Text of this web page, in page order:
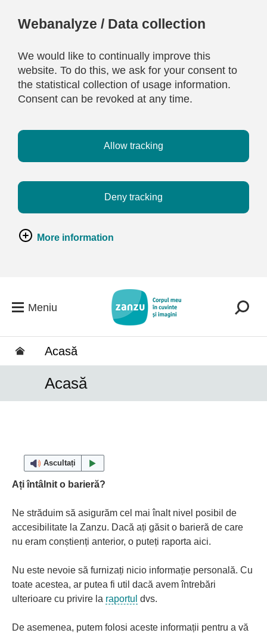
Webanalyze / Data collection
We would like to continually improve this
website. To do this, we ask for your consent to
the statistical collection of usage information.
Consent can be revoked at any time.
Allow tracking
Deny tracking
More information
Meniu
Acasă
Acasă
Ascultați
Ați întâlnit o barieră?
Ne străduim să asigurăm cel mai înalt nivel posibil de
accesibilitate la Zanzu. Dacă ați găsit o barieră de care
nu eram conștienți anterior, o puteți raporta aici.
Nu este nevoie să furnizați nicio informație personală. Cu
toate acestea, ar putea fi util dacă avem întrebări
ulterioare cu privire la raportul dvs.
De asemenea, putem folosi aceste informații pentru a vă